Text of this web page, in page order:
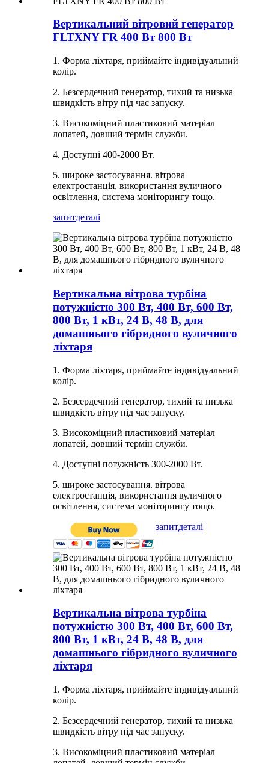
Вертикальний вітровий генератор
FLTXNY FR 400 Вт 800 Вт
1. Форма ліхтаря, приймайте індивідуальний
колір.
2. Безсердечний генератор, тихий та низька
швидкість вітру під час запуску.
3. Високоміцний пластиковий матеріал
лопатей, довший термін служби.
4. Доступні 400-2000 Вт.
5. широке застосування. вітрова
електростанція, використання вуличного
освітлення, система моніторингу тощо.
запитдеталі
Вертикальна вітрова турбіна
потужністю 300 Вт, 400 Вт, 600 Вт,
800 Вт, 1 кВт, 24 В, 48 В, для
домашнього гібридного вуличного
ліхтаря
1. Форма ліхтаря, приймайте індивідуальний
колір.
2. Безсердечний генератор, тихий та низька
швидкість вітру під час запуску.
3. Високоміцний пластиковий матеріал
лопатей, довший термін служби.
4. Доступні потужність 300-2000 Вт.
5. широке застосування. вітрова
електростанція, використання вуличного
освітлення, система моніторингу тощо.
запитдеталі
Вертикальна вітрова турбіна
потужністю 300 Вт, 400 Вт, 600 Вт,
800 Вт, 1 кВт, 24 В, 48 В, для
домашнього гібридного вуличного
ліхтаря
1. Форма ліхтаря, приймайте індивідуальний
колір.
2. Безсердечний генератор, тихий та низька
швидкість вітру під час запуску.
3. Високоміцний пластиковий матеріал